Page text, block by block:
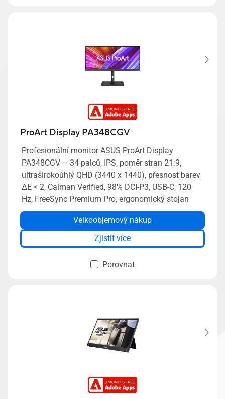
ProArt Display PA348CGV
Profesionální monitor ASUS ProArt Display
PA348CGV – 34 palců, IPS, poměr stran 21:9,
ultraširokoúhlý QHD (3440 x 1440), přesnost barev
ΔE < 2, Calman Verified, 98% DCI-P3, USB-C, 120
Hz, FreeSync Premium Pro, ergonomický stojan
Velkoobjemový nákup
Zjistit více
Porovnat